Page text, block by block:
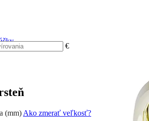
€
(mm) Ako zmerať veľkosť?